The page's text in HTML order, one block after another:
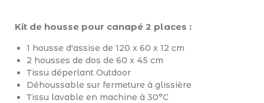
Kit de housse pour canapé 2 places :
1 housse d'assise de 120 x 60 x 12 cm
2 housses de dos de 60 x 45 cm
Tissu déperlant Outdoor
Déhoussable sur fermeture à glissière
Tissu lavable en machine à 30°C